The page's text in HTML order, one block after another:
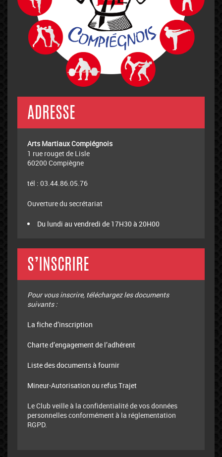
ADRESSE
Arts Martiaux Compiégnois
1 rue rouget de Lisle
60200 Compiègne
tél : 03.44.86.05.76
Ouverture du secrétariat
Du lundi au vendredi de 17H30 à 20H00
S’INSCRIRE
Pour vous inscrire, téléchargez les documents
suivants :
La fiche d’inscription
Charte d’engagement de l’adhérent
Liste des documents à fournir
Mineur-Autorisation ou refus Trajet
Le Club veille à la confidentialité de vos données
personnelles conformément à la réglementation
RGPD.